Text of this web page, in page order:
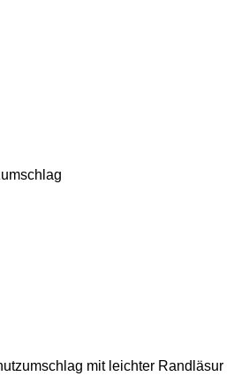
mit leichter Randläsur